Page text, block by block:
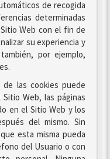
de recogida
determinadas
Web con el fin de
su experiencia y
por ejemplo,
las cookies puede
Web, las páginas
en el Sitio Web y los
del mismo. Sin
esta misma pueda
del Usuario o con